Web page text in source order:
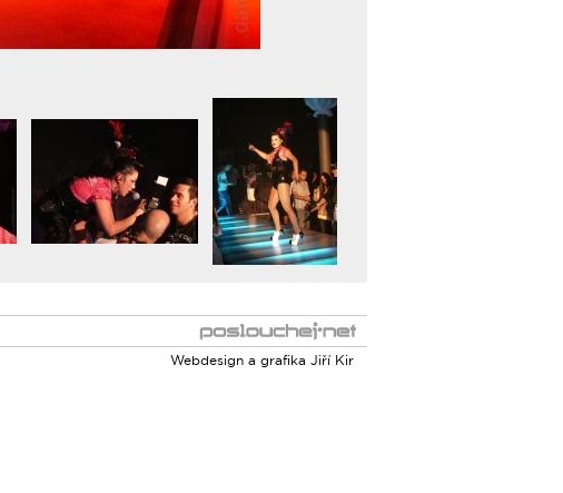
Webdesign a grafika Jiří Kir